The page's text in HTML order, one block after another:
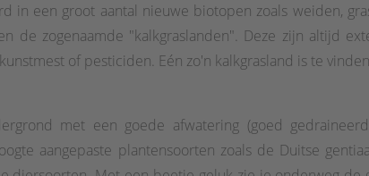
in een groot aantal nieuwe biotopen zoals weiden,
de zogenaamde "kalkgraslanden". Deze zijn altijd
of pesticiden. Eén zo'n kalkgrasland is te
met een goede afwatering (goed
aangepaste plantensoorten zoals de Duitse